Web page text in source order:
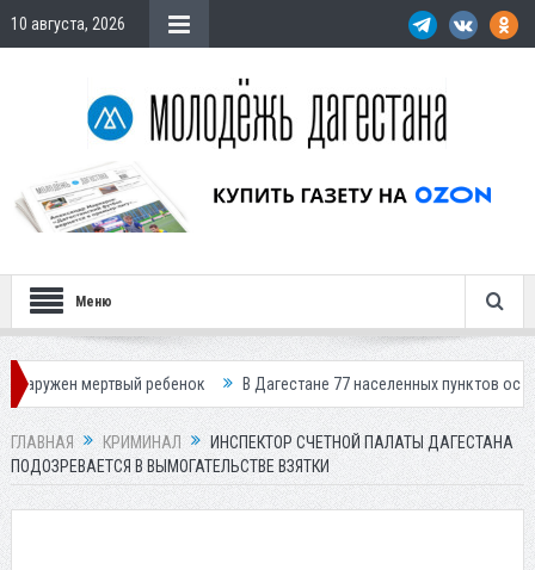
10 августа, 2026
Меню
ребенок В Дагестане 77 населенных пунктов остались без
ГЛАВНАЯ КРИМИНАЛ
ИНСПЕКТОР СЧЕТНОЙ ПАЛАТЫ ДАГЕСТАНА
ПОДОЗРЕВАЕТСЯ В ВЫМОГАТЕЛЬСТВЕ ВЗЯТКИ